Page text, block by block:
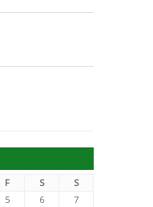
F S
S
5 6
7